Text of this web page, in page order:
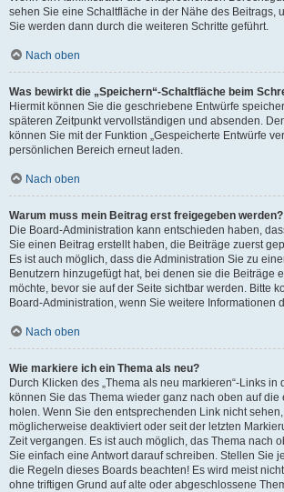
sehen Sie eine Schaltfläche in der Nähe des Beitrags,
Sie werden dann durch die weiteren Schritte geführt.
Nach oben
Was bewirkt die „Speichern“-Schaltfläche beim
Hiermit können Sie die geschriebene Entwürfe
späteren Zeitpunkt vervollständigen und absenden.
können Sie mit der Funktion „Gespeicherte Entwürfe
persönlichen Bereich erneut laden.
Nach oben
Warum muss mein Beitrag erst freigegeben werden?
Die Board-Administration kann entschieden haben,
Sie einen Beitrag erstellt haben, die Beiträge zuerst
Es ist auch möglich, dass die Administration Sie zu
Benutzern hinzugefügt hat, bei denen sie die Beiträge
möchte, bevor sie auf der Seite sichtbar werden. Bitte
Board-Administration, wenn Sie weitere Informationen
Nach oben
Wie markiere ich ein Thema als neu?
Durch Klicken des „Thema als neu markieren“-Links in
können Sie das Thema wieder ganz nach oben auf die
holen. Wenn Sie den entsprechenden Link nicht
möglicherweise deaktiviert oder seit der letzten
Zeit vergangen. Es ist auch möglich, das Thema nach
Sie einfach eine Antwort darauf schreiben. Stellen Sie
die Regeln dieses Boards beachten! Es wird meist
ohne triftigen Grund auf alte oder abgeschlossene